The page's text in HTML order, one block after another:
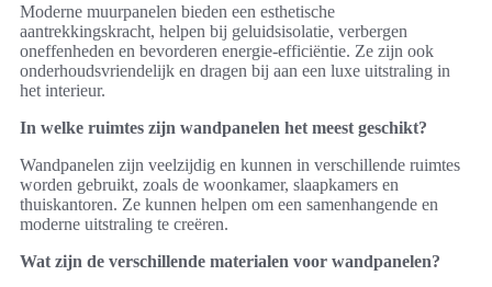
Moderne muurpanelen bieden een esthetische
aantrekkingskracht, helpen bij geluidsisolatie, verbergen
oneffenheden en bevorderen energie-efficiëntie. Ze zijn ook
onderhoudsvriendelijk en dragen bij aan een luxe uitstraling in
het interieur.
In welke ruimtes zijn wandpanelen het meest geschikt?
Wandpanelen zijn veelzijdig en kunnen in verschillende ruimtes
worden gebruikt, zoals de woonkamer, slaapkamers en
thuiskantoren. Ze kunnen helpen om een samenhangende en
moderne uitstraling te creëren.
Wat zijn de verschillende materialen voor wandpanelen?